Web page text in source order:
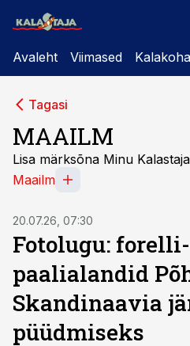
Avaleht Viimased
Tagasi
MAAILM
Lisa märksõna Minu
Maailm
20.07.26, 07:30
Fotolugu:
paalialandid
Skandinaavia
püüdmiseks